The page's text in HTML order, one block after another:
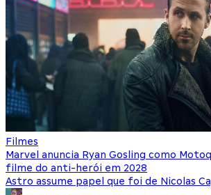
Filmes
Marvel anuncia Ryan Gosling como
filme do anti-herói em 2028
Astro assume papel que foi de Nicolas